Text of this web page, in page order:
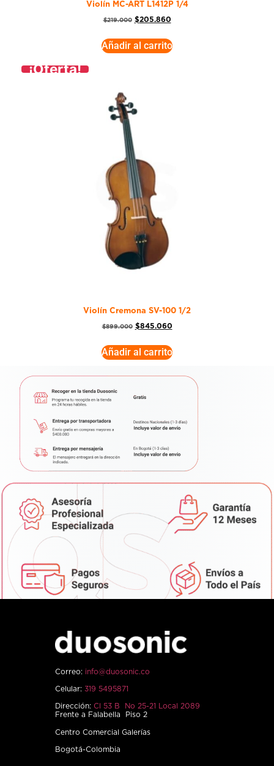
Violín MC-ART L1412P 1/4
$219.000 $205.860
Añadir al carrito
¡Oferta!
Violín Cremona SV-100 1/2
$899.000 $845.060
Añadir al carrito
Correo: info@duosonic.co
Celular: 319 5495871
Dirección: Cl 53 B No 25-21 Local 2089
Frente a Falabella Piso 2
Centro Comercial Galerías
Bogotá-Colombia